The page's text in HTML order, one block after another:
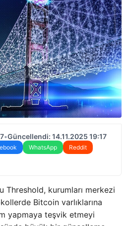
•Güncellendi: 14.11.2025 19:17
WhatsApp
Reddit
Threshold, kurumları merkezi
Bitcoin varlıklarına
yapmaya teşvik etmeyi